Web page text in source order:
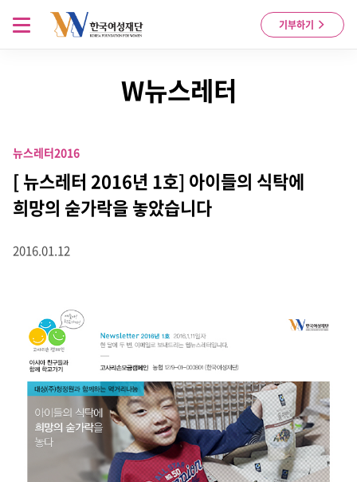
Skip to content
기부하기
메뉴 열기
W뉴스레터
뉴스레터2016
[ 뉴스레터 2016년 1호] 아이들의 식탁에
희망의 숟가락을 놓았습니다
2016.01.12